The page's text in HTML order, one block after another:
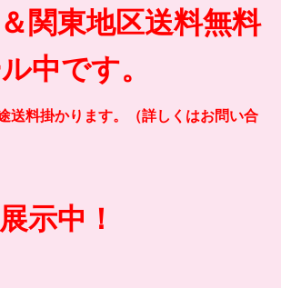
関東地区送料無料
中です。
送料掛かります。（詳しくはお問い合
示中！